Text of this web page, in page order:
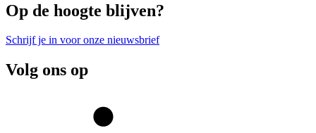
Op de hoogte blijven?
Schrijf je in voor onze nieuwsbrief
Volg ons op